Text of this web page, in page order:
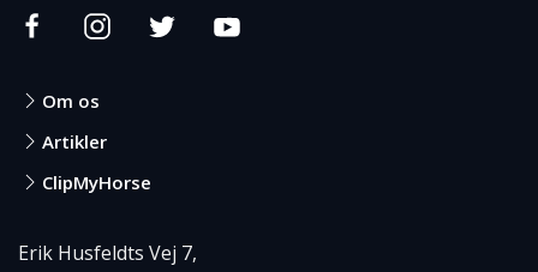
Om os
Artikler
ClipMyHorse
Erik Husfeldts Vej 7,